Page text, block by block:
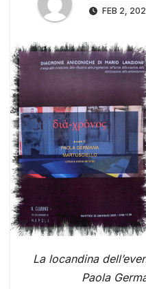
FEB 2,
La locandina
Paola